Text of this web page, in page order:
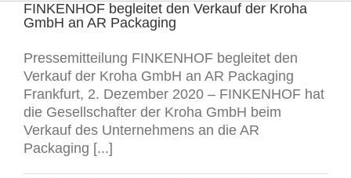
FINKENHOF begleitet den Verkauf der Kroha
GmbH an AR Packaging
Pressemitteilung FINKENHOF begleitet den
Verkauf der Kroha GmbH an AR Packaging
Frankfurt, 2. Dezember 2020 – FINKENHOF hat
die Gesellschafter der Kroha GmbH beim
Verkauf des Unternehmens an die AR
Packaging [...]